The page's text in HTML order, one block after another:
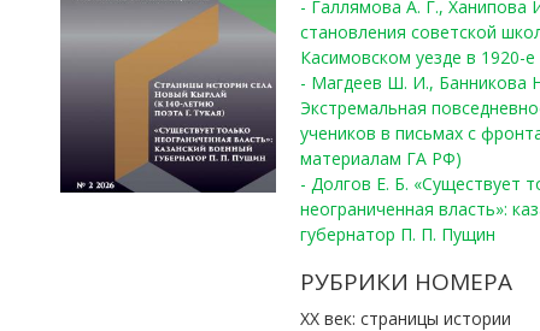
- Галлямова А. Г.,
становления советской
Касимовском уезде в 1920-е
- Магдеев Ш. И., Банникова
Экстремальная
учеников в письмах с
материалам ГА РФ)
- Долгов Е. Б. «Существует
неограниченная власть»:
губернатор П. П. Пущин
РУБРИКИ НОМЕРА
ХХ век: страницы истории